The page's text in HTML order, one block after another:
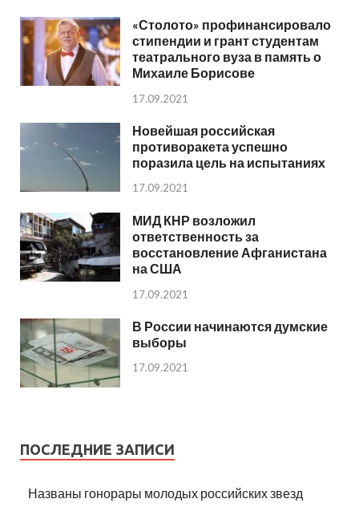
«Столото» профинансировало
стипендии и грант студентам
театрального вуза в память о
Михаиле Борисове
17.09.2021
Новейшая российская
противоракета успешно
поразила цель на испытаниях
17.09.2021
МИД КНР возложил
ответственность за
восстановление Афганистана
на США
17.09.2021
В России начинаются думские
выборы
17.09.2021
ПОСЛЕДНИЕ ЗАПИСИ
Названы гонорары молодых российских звезд